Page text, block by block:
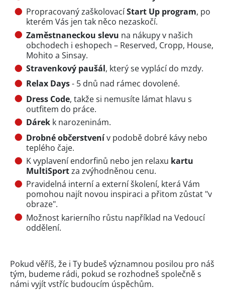
Propracovaný zaškolovacíStart Up program, po
kterém Vás jen tak něco nezaskočí.
Zaměstnaneckou slevu na nákupy v našich
obchodech i eshopech – Reserved, Cropp, House,
Mohito a Sinsay.
Stravenkový paušál, který se vyplácí do mzdy.
Relax Days- 5 dnů nad rámec dovolené.
Dress Code, takže si nemusíte lámat hlavu s
outfitem do práce.
Dárek k narozeninám.
Drobné občerstvenív podobě dobré kávy nebo
teplého čaje.
K vyplavení endorfinů nebo jen relaxu kartu
MultiSportza zvýhodněnou cenu.
Pravidelná interní a externí školení, která Vám
pomohou najít novou inspiraci a přitom zůstat "v
obraze".
Možnost karierního růstu například na Vedoucí
oddělení.
Pokud věříš, že i Ty budeš významnou posilou pro náš
tým, budeme rádi, pokud se rozhodneš společně s
námi vyjít vstříc budoucím úspěchům.